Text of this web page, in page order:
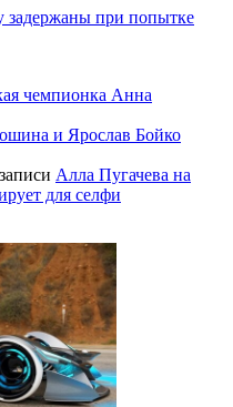
при попытке
чемпионка Анна
и Ярослав Бойко
Алла Пугачева на
для селфи